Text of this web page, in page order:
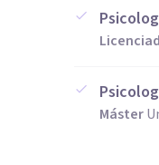
Máster